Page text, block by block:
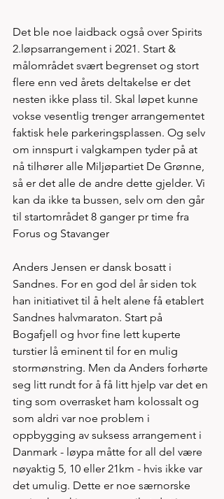
Det ble noe laidback også over Spirits
2.løpsarrangement i 2021. Start &
målområdet svært begrenset og stort
flere enn ved årets deltakelse er det
nesten ikke plass til. Skal løpet kunne
vokse vesentlig trenger arrangementet
faktisk hele parkeringsplassen. Og selv
om innspurt i valgkampen tyder på at
nå tilhører alle Miljøpartiet De Grønne,
så er det alle de andre dette gjelder. Vi
kan da ikke ta bussen, selv om den går
til startområdet 8 ganger pr time fra
Forus og Stavanger
Anders Jensen er dansk bosatt i
Sandnes. For en god del år siden tok
han initiativet til å helt alene få etablert
Sandnes halvmaraton. Start på
Bogafjell og hvor fine lett kuperte
turstier lå eminent til for en mulig
stormønstring. Men da Anders forhørte
seg litt rundt for å få litt hjelp var det en
ting som overrasket ham kolossalt og
som aldri var noe problem i
oppbygging av suksess arrangement i
Danmark - løypa måtte for all del være
nøyaktig 5, 10 eller 21km - hvis ikke var
det umulig. Dette er noe særnorske